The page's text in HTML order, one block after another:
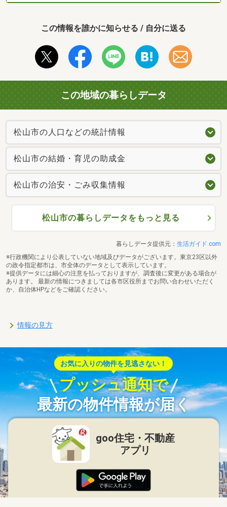
この情報を誰かに知らせる / 自分に送る
この地域の暮らしデータ
松山市の人口などの統計情報
松山市の結婚・育児の助成金
松山市の治安・ごみ収集情報
松山市の暮らしデータをもっと見る
暮らしデータ提供元： 生活ガイド.com
※行政機関により公表していない地域及びデータがございます。東京23区以外
の政令指定都市は、市全体のデータとして表示しています。
※提供データには細心の注意を払っておりますが、調査後に変更がある場合が
あります。 最新の情報につきましては各市区役所までお問い合わせいただく
か、自治体HPなどをご確認ください。
情報の見方
お気に入りの物件を見逃さない！
プッシュ通知で
最新の物件情報が届く
goo住宅・不動産
アプリ